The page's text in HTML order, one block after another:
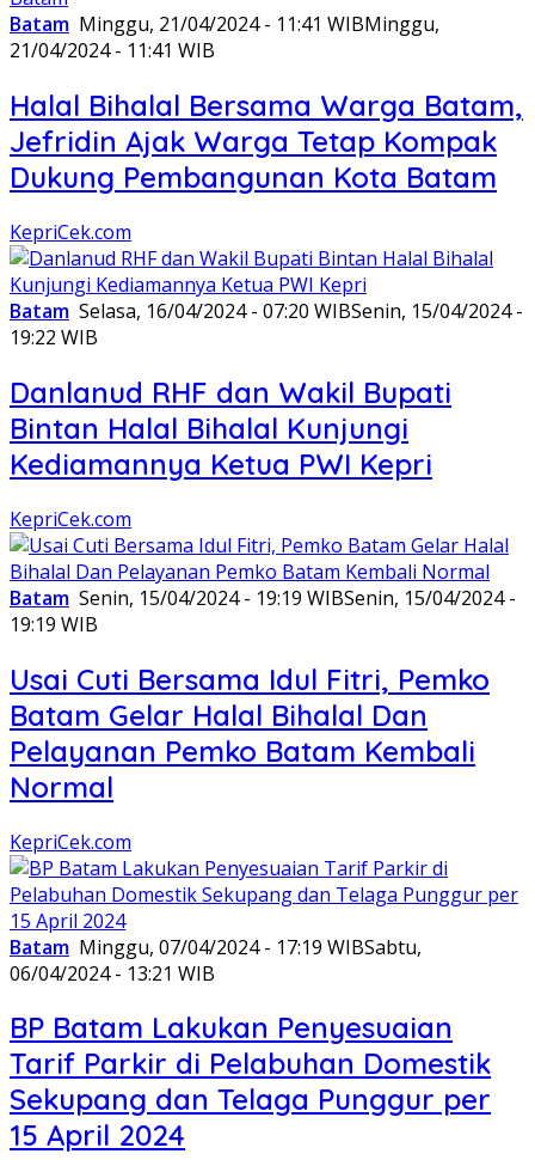
Batam Minggu, 21/04/2024 - 11:41 WIBMinggu,
21/04/2024 - 11:41 WIB
Halal Bihalal Bersama Warga Batam,
Jefridin Ajak Warga Tetap Kompak
Dukung Pembangunan Kota Batam
KepriCek.com
Batam Selasa, 16/04/2024 - 07:20 WIBSenin, 15/04/2024 -
19:22 WIB
Danlanud RHF dan Wakil Bupati
Bintan Halal Bihalal Kunjungi
Kediamannya Ketua PWI Kepri
KepriCek.com
Batam Senin, 15/04/2024 - 19:19 WIBSenin, 15/04/2024 -
19:19 WIB
Usai Cuti Bersama Idul Fitri, Pemko
Batam Gelar Halal Bihalal Dan
Pelayanan Pemko Batam Kembali
Normal
KepriCek.com
Batam Minggu, 07/04/2024 - 17:19 WIBSabtu,
06/04/2024 - 13:21 WIB
BP Batam Lakukan Penyesuaian
Tarif Parkir di Pelabuhan Domestik
Sekupang dan Telaga Punggur per
15 April 2024